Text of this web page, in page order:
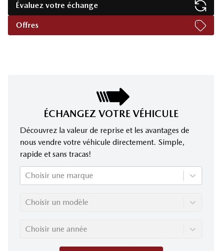
Évaluez votre échange
Offres
ÉCHANGEZ VOTRE VÉHICULE
Découvrez la valeur de reprise et les avantages de
nous vendre votre véhicule directement. Simple,
rapide et sans tracas!
Choisir une marque
Choisir un modèle
Choisir une année